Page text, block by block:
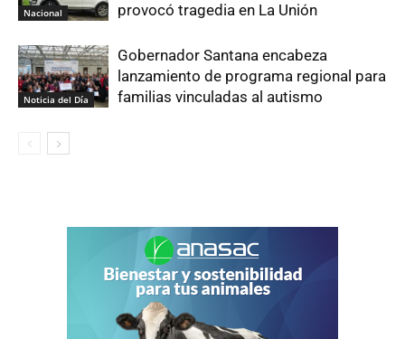
Nacional provocó tragedia en La Unión
Noticia del Día
Gobernador Santana encabeza
lanzamiento de programa regional para
familias vinculadas al autismo